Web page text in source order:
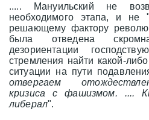
..... Мануильский не
необходимого этапа, и не
решающему фактору
была отведена
дезориентации
стремления найти какой-
ситуации на пути
отвергаем
кризиса с фашизмом. ....
либерал".